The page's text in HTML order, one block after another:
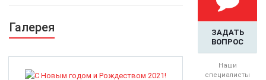
ЗАДАТЬ
ВОПРОС
Наши
специалисты
Галерея